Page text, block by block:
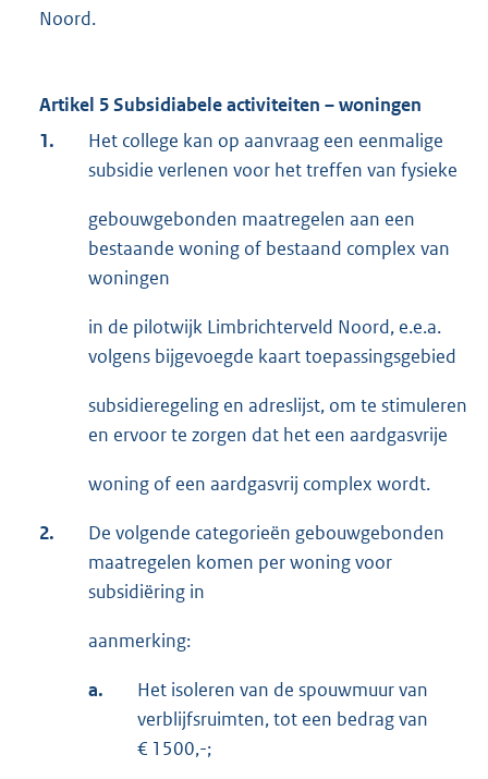
Noord.
Artikel 5 Subsidiabele activiteiten – woningen
1.
Het college kan op aanvraag een eenmalige
subsidie verlenen voor het treffen van fysieke
gebouwgebonden maatregelen aan een
bestaande woning of bestaand complex van
woningen
in de pilotwijk Limbrichterveld Noord, e.e.a.
volgens bijgevoegde kaart toepassingsgebied
subsidieregeling en adreslijst, om te stimuleren
en ervoor te zorgen dat het een aardgasvrije
woning of een aardgasvrij complex wordt.
2.
De volgende categorieën gebouwgebonden
maatregelen komen per woning voor
subsidiëring in
aanmerking:
a.
Het isoleren van de spouwmuur van
verblijfsruimten, tot een bedrag van
€ 1500,-;